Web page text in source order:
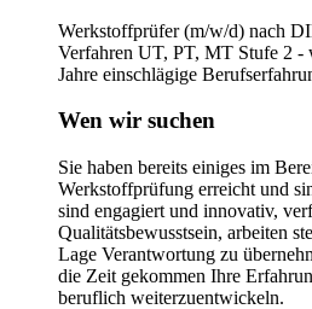
Werkstoffprüfer (m/w/d) nach
Verfahren UT, PT, MT Stufe 2 -
Jahre einschlägige
Wen wir suchen
Sie haben bereits einiges im
Werkstoffprüfung erreicht und
sind engagiert und innovativ,
Qualitätsbewusstsein, arbeiten
Lage Verantwortung zu
die Zeit gekommen Ihre
beruflich weiterzuentwickeln.